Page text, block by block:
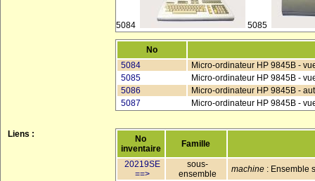
5084 5085
No
5084
Micro-ordinateur HP 9845B -
5085
Micro-ordinateur HP 9845B -
5086
Micro-ordinateur HP 9845B -
5087
Micro-ordinateur HP 9845B -
Liens :
No
inventaire
Famille
20219SE
==>
sous-
ensemble
machine : Ensemble